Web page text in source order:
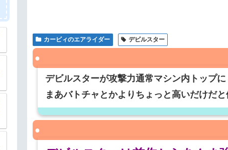
カービィのエアライダー デビルスター
デビルスターが攻撃力通常マシン内トップ
まあバトチャとかよりちょっと高いだけだ